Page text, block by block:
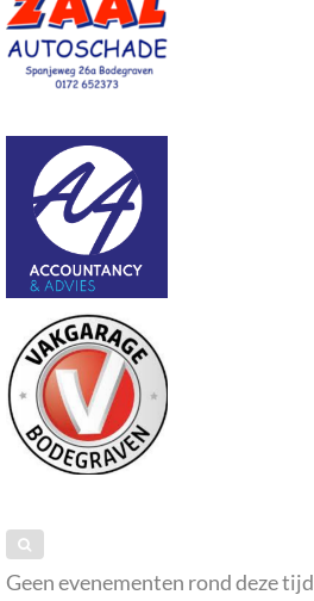
Geen evenementen rond deze tijd